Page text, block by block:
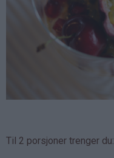
Til 2 porsjoner trenger du: